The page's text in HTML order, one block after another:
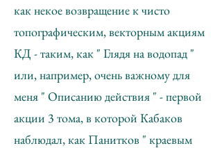
как некое возвращение к чисто
топографическим, векторным акциям
КД - таким, как " Глядя на водопад "
или, например, очень важному для
меня " Описанию действия " - первой
акции 3 тома, в которой Кабаков
наблюдал, как Панитков " краевым